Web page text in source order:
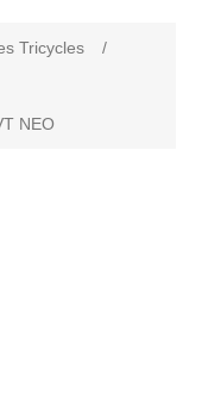
Tricycles
/
NEO